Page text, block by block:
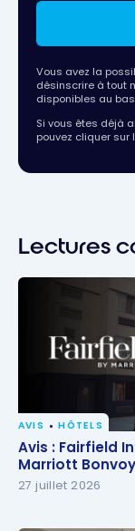
Vous avez la
désinscrire à tout
disponibles au
Si vous êtes déjà
pouvez cliquer sur
Lectures
Avis : Fairfield
Marriott Bonvoy
AVIS HÔTELS
Avis : Fairfield
Marriott Bonvoy
27 juillet 2026